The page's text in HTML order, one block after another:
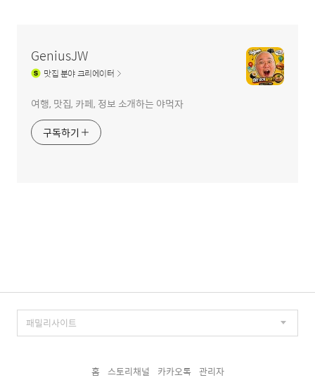
GeniusJW
맛집분야 크리에이터
여행, 맛집, 카페, 정보 소개하는 야먹자
구독하기
홈 스토리채널 카카오톡 관리자